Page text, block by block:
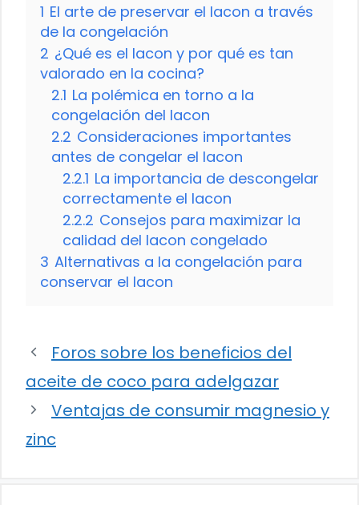
1 El arte de preservar el lacon a través
de la congelación
2 ¿Qué es el lacon y por qué es tan
valorado en la cocina?
2.1 La polémica en torno a la
congelación del lacon
2.2 Consideraciones importantes
antes de congelar el lacon
2.2.1 La importancia de descongelar
correctamente el lacon
2.2.2 Consejos para maximizar la
calidad del lacon congelado
3 Alternativas a la congelación para
conservar el lacon
Foros sobre los beneficios del
aceite de coco para adelgazar
Ventajas de consumir magnesio y
zinc